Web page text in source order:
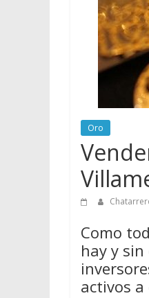
Oro
Como
hay y
activos